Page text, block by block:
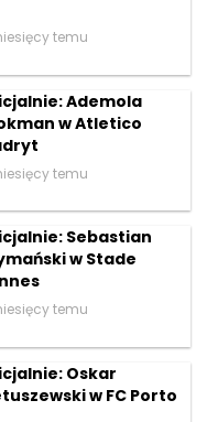
temu
Ademola
w Atletico
temu
Sebastian
w Stade
temu
Oskar
w FC Porto